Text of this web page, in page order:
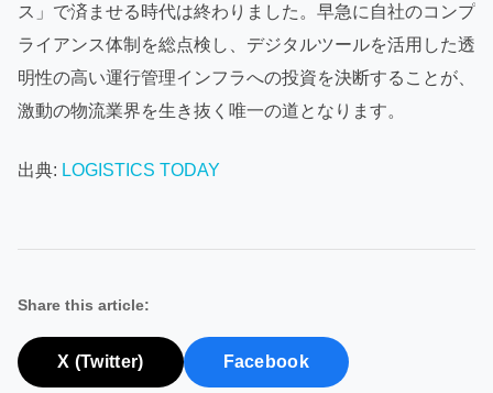
ス」で済ませる時代は終わりました。早急に自社のコンプ
ライアンス体制を総点検し、デジタルツールを活用した透
明性の高い運行管理インフラへの投資を決断することが、
激動の物流業界を生き抜く唯一の道となります。
出典: LOGISTICS TODAY
Share this article:
X (Twitter) Facebook